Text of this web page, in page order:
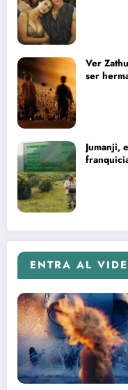
Ver
ser
Jumanji,
ENTRA AL